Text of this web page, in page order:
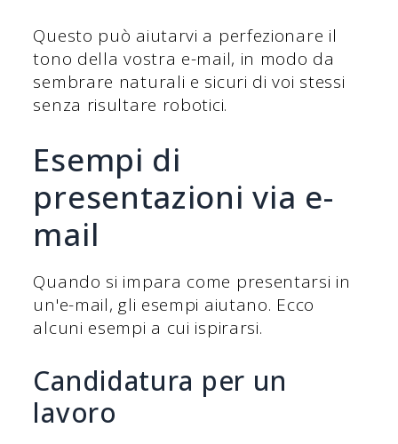
Questo può aiutarvi a perfezionare il
tono della vostra e-mail, in modo da
sembrare naturali e sicuri di voi stessi
senza risultare robotici.
Esempi di
presentazioni via e-
mail
Quando si impara come presentarsi in
un'e-mail, gli esempi aiutano. Ecco
alcuni esempi a cui ispirarsi.
Candidatura per un
lavoro